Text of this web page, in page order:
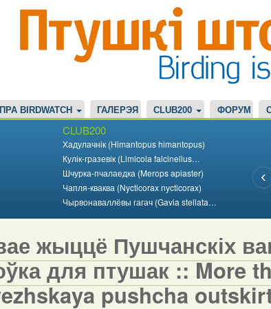
ПРА BIRDWATCH ГАЛЕРЭЯ CLUB200 ФОРУМ
CLUB200
Хадулачнік (Himantopus himantopus)
Кулік-гразевік (Limicola falcinellus…
Шчурка-пчалаедка (Merops apiaster)
Чапля-кваква (Nycticorax nycticorax)
Чырвонаваллёвы гагач (Gavia stellata…
жыццё Пушчанскіх
для птушак :: More
pushcha